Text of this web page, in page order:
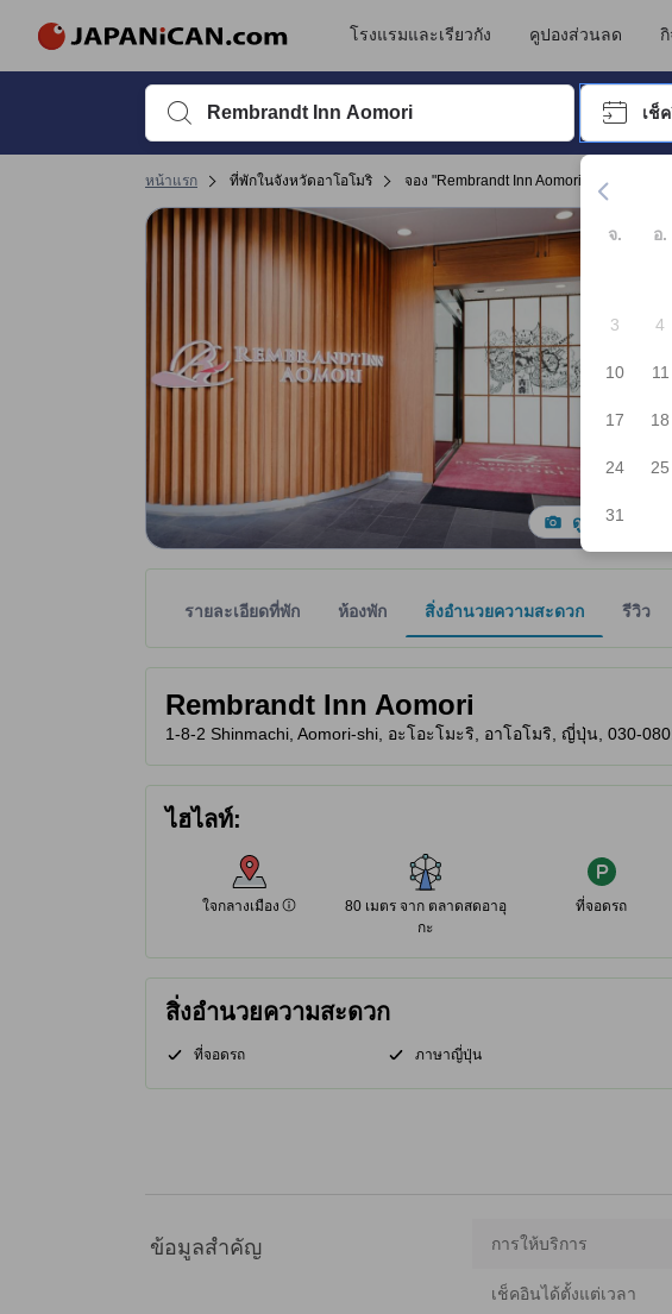
โรงแรมและเรียวกัง คูปองส่วนลด
พิมพ์ชื่อที่พักหรือคำที่ต้องการค้นหา จากนั้นใช้ปุ่มลูกศรหรือปุ่ม Tab เพื่อเลื่อนห
เช็
กด Enter เ
จ. อ.
3 4
10 11
17 18
24 25
31
หน้าแรก ที่พักในจังหวัดอาโอโมริ จอง "Rembrandt Inn Aomori"
ดูรูปทั้งหมด
รายละเอียดที่พัก ห้องพัก สิ่งอำนวยความสะดวก รีวิว
Rembrandt Inn Aomori
1-8-2 Shinmachi, Aomori-shi, อะโอะโมะริ, อาโอโมริ, ญี่ปุ่น, 030-
ไฮไลท์:
ใจกลางเมือง
100% พึงพอใจ
80 เมตร จาก ตลาดสดอาอุ
กะ
ที่จอดรถ
สิ่งอำนวยความสะดวก
ที่จอดรถ ภาษาญี่ปุ่น
ข้อมูลสำคัญ การให้บริการ
เช็คอินได้ตั้งแต่เวลา
รีวิวทั้งหมดของ JAPANiCAN มาจากผู้เข้าพักจริง ซึ่งเขียนหลังจากการเดินทางไปเข้าพัก ดัง